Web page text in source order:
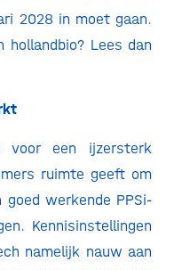
2028 in moet gaan.
hollandbio? Lees dan
voor een ijzersterk
ruimte geeft om
werkende PPSi-
Kennisinstellingen
namelijk nauw aan